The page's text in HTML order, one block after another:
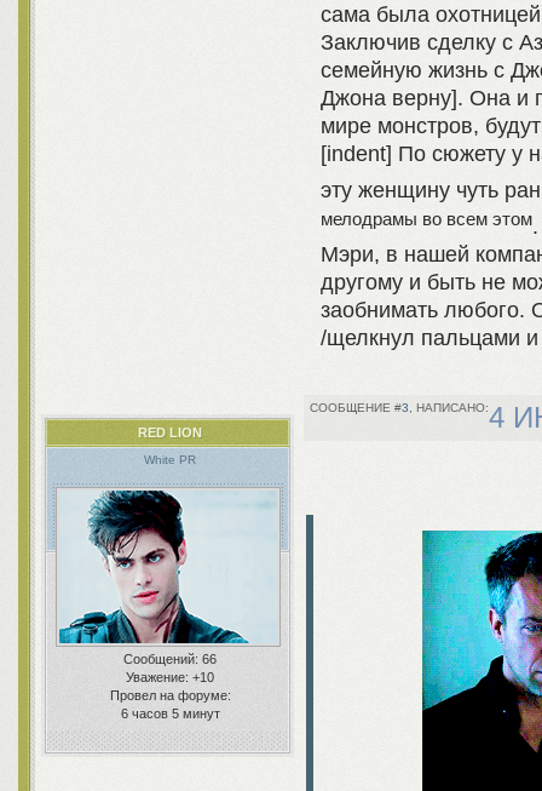
сама была
Заключив сделку с
семейную жизнь с
Джона верну]. Она и
мире монстров,
[indent] По сюжету у
эту женщину чуть
мелодрамы во всем этом
Мэри, в нашей
другому и быть не
заобнимать любого.
/щелкнул пальцами
3 4
RED LION
White PR
Сообщений: 66
Уважение: +10
Провел на форуме:
6 часов 5 минут